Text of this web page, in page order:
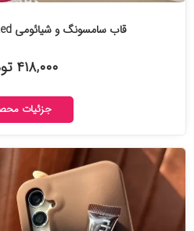
قاب سامسونگ و شیائومی Uncharted کد-۱۴۰۹۸۴
۴۱۸,۰۰۰ تومان
جزئیات